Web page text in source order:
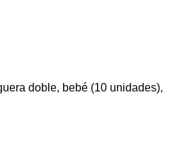
doble, bebé (10 unidades),